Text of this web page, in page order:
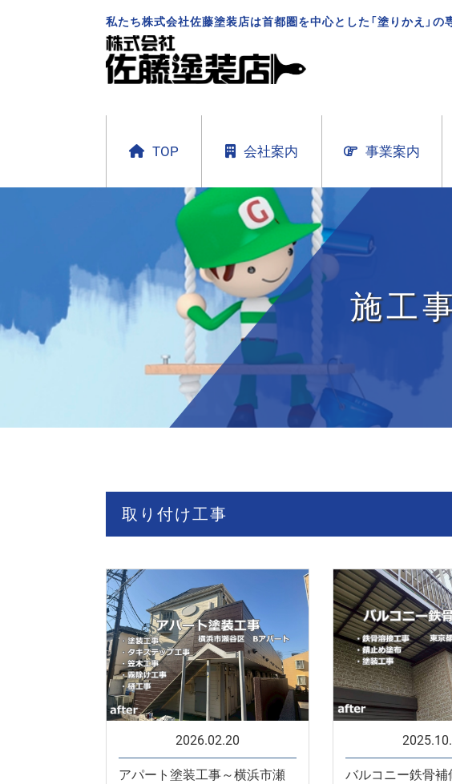
私たち株式会社佐藤塗装店は首都圏を中心とした「塗りかえ」の
TOP 会社案内 事業案内
施工
取り付け工事
2026.02.20
アパート塗装工事～横浜市瀬
バルコニー鉄骨補